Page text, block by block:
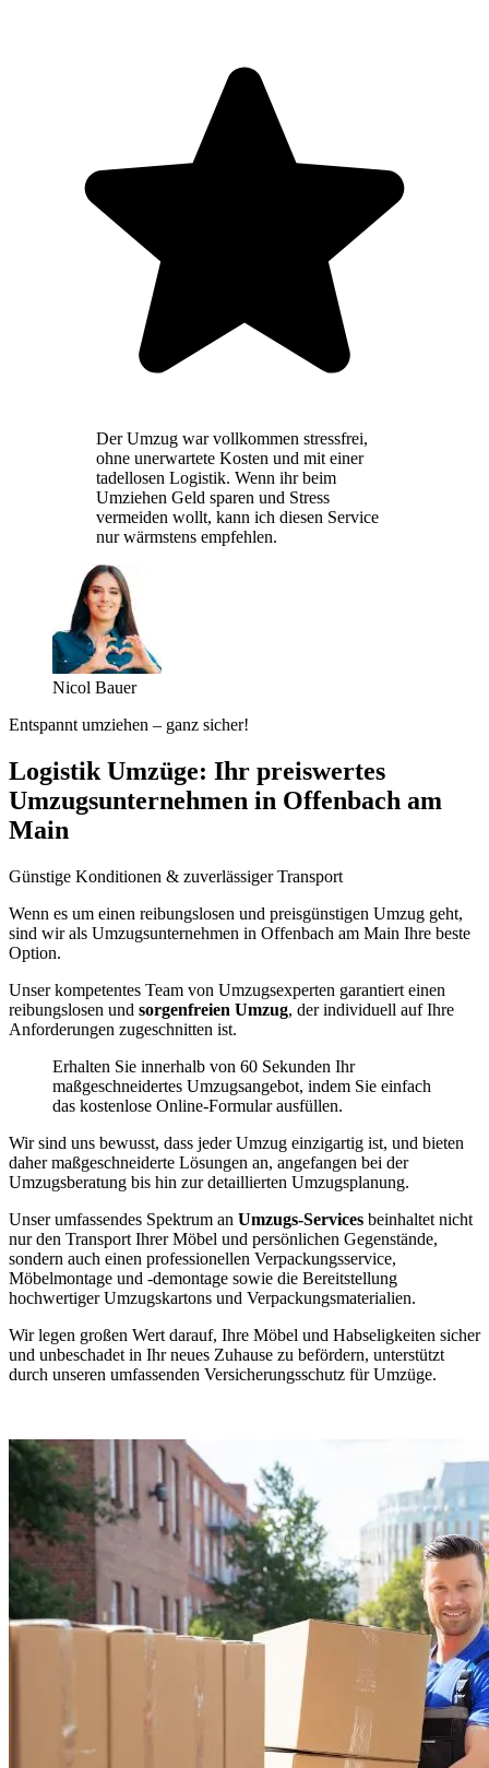
Der Umzug war vollkommen stressfrei,
ohne unerwartete Kosten und mit einer
tadellosen Logistik. Wenn ihr beim
Umziehen Geld sparen und Stress
vermeiden wollt, kann ich diesen Service
nur wärmstens empfehlen.
Nicol Bauer
Entspannt umziehen – ganz sicher!
Logistik Umzüge: Ihr preiswertes
Umzugsunternehmen in Offenbach am
Main
Günstige Konditionen & zuverlässiger Transport
Wenn es um einen reibungslosen und preisgünstigen Umzug geht,
sind wir als Umzugsunternehmen in Offenbach am Main Ihre beste
Option.
Unser kompetentes Team von Umzugsexperten garantiert einen
reibungslosen und sorgenfreien Umzug, der individuell auf Ihre
Anforderungen zugeschnitten ist.
Erhalten Sie innerhalb von 60 Sekunden Ihr
maßgeschneidertes Umzugsangebot, indem Sie einfach
das kostenlose Online-Formular ausfüllen.
Wir sind uns bewusst, dass jeder Umzug einzigartig ist, und bieten
daher maßgeschneiderte Lösungen an, angefangen bei der
Umzugsberatung bis hin zur detaillierten Umzugsplanung.
Unser umfassendes Spektrum an Umzugs-Services beinhaltet nicht
nur den Transport Ihrer Möbel und persönlichen Gegenstände,
sondern auch einen professionellen Verpackungsservice,
Möbelmontage und -demontage sowie die Bereitstellung
hochwertiger Umzugskartons und Verpackungsmaterialien.
Wir legen großen Wert darauf, Ihre Möbel und Habseligkeiten sicher
und unbeschadet in Ihr neues Zuhause zu befördern, unterstützt
durch unseren umfassenden Versicherungsschutz für Umzüge.